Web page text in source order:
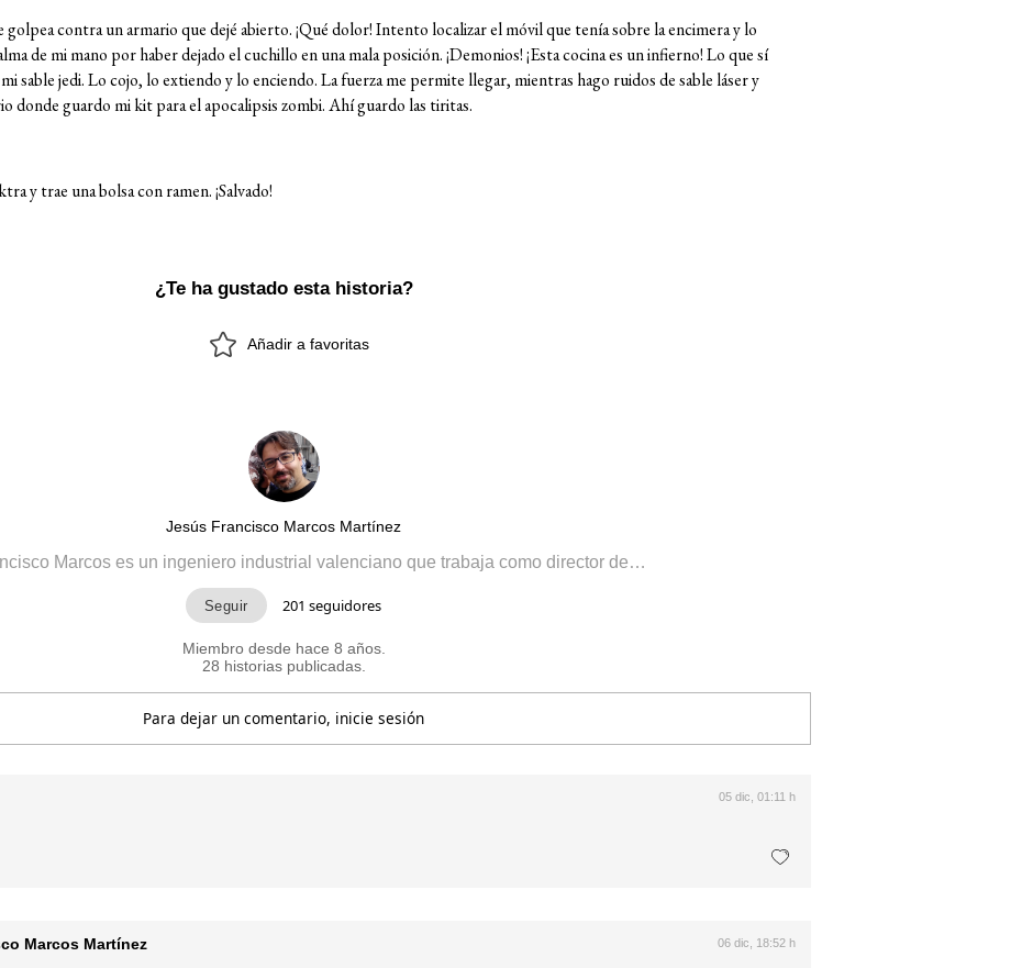
golpea contra un armario que dejé abierto. ¡Qué dolor! Intento localizar el móvil que tenía sobre la encimera y lo
de mi mano por haber dejado el cuchillo en una mala posición. ¡Demonios! ¡Esta cocina es un infierno! Lo que sí
sable jedi. Lo cojo, lo extiendo y lo enciendo. La fuerza me permite llegar, mientras hago ruidos de sable láser y
donde guardo mi kit para el apocalipsis zombi. Ahí guardo las tiritas.
y trae una bolsa con ramen. ¡Salvado!
¿Te ha gustado esta historia?
Añadir a favoritas
Jesús Francisco Marcos Martínez
Marcos es un ingeniero industrial valenciano que trabaja como director de…
201 seguidores
Miembro desde hace 8 años.
28 historias publicadas.
Para dejar un comentario, inicie sesión
05 dic, 01:11 h
Marcos Martínez 06 dic, 18:52 h